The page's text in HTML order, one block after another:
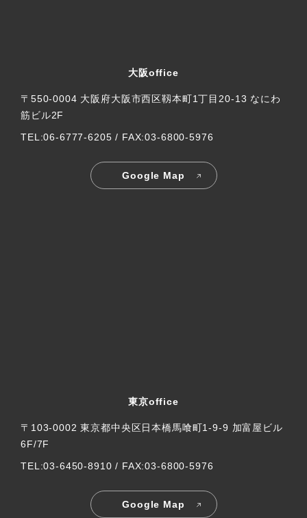
大阪office
〒550-0004 大阪府大阪市西区靱本町1丁目20-13 なにわ
筋ビル2F
TEL:06-6777-6205 / FAX:03-6800-5976
Google Map
東京office
〒103-0002 東京都中央区日本橋馬喰町1-9-9 加富屋ビル
6F/7F
TEL:03-6450-8910 / FAX:03-6800-5976
Google Map